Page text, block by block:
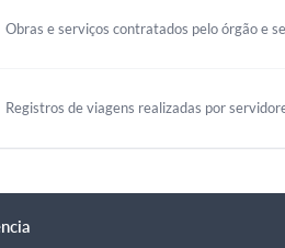
Obras e serviços contratados pelo órgão e
Registros de viagens realizadas por